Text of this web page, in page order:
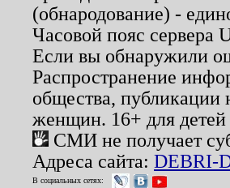
(обнародование) -
Часовой пояс сервера
Если вы обнаружили
Распространение
общества,
женщин. 16+ для детей
СМИ не получает
Адреса сайта: DEBRI-
В социальных сетях: